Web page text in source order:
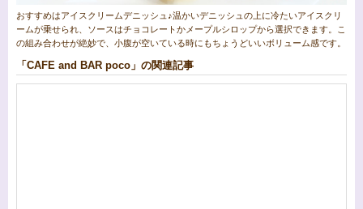
おすすめはアイスクリームデニッシュ♪温かいデニッシュの上に冷たいアイスクリ
ームが乗せられ、ソースはチョコレートかメープルシロップから選択できます。こ
の組み合わせが絶妙で、小腹が空いている時にもちょうどいいボリューム感です。
「CAFE and BAR poco」の関連記事